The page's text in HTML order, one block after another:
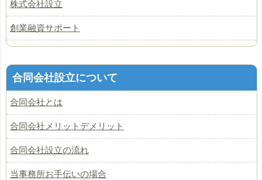
株式会社設立
創業融資サポート
合同会社設立について
合同会社とは
合同会社メリットデメリット
合同会社設立の流れ
当事務所お手伝いの場合